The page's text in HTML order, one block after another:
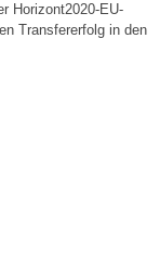
Horizont2020-EU-
Transfererfolg in den